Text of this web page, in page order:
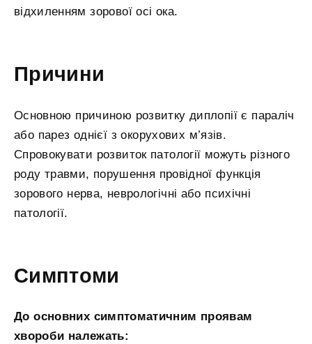
відхиленням зорової осі ока.
Причини
Основною причиною розвитку диплопії є параліч
або парез однієї з окорухових м’язів.
Спровокувати розвиток патології можуть різного
роду травми, порушення провідної функція
зорового нерва, неврологічні або психічні
патології.
Симптоми
До основних симптоматичним проявам
хвороби належать: